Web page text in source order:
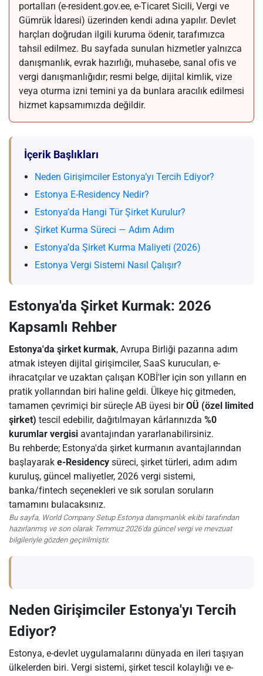
portalları (e-resident.gov.ee, e-Ticaret Sicili, Vergi ve
Gümrük İdaresi) üzerinden kendi adına yapılır. Devlet
harçları doğrudan ilgili kuruma ödenir, tarafımızca
tahsil edilmez. Bu sayfada sunulan hizmetler yalnızca
danışmanlık, evrak hazırlığı, muhasebe, sanal ofis ve
vergi danışmanlığıdır; resmi belge, dijital kimlik, vize
veya oturma izni temini ya da bunlara aracılık edilmesi
hizmet kapsamımızda değildir.
İçerik Başlıkları
Neden Girişimciler Estonya’yı Tercih Ediyor?
Estonya E-Residency Nedir?
Estonya’da Hangi Tür Şirket Kurulur?
Şirket Kurma Süreci — Adım Adım
Estonya’da Şirket Kurma Maliyeti (2026)
Estonya Vergi Sistemi Nasıl Çalışır?
Estonya'da Şirket Kurmak: 2026
Kapsamlı Rehber
Estonya'da şirket kurmak, Avrupa Birliği pazarına adım
atmak isteyen dijital girişimciler, SaaS kurucuları, e-
ihracatçılar ve uzaktan çalışan KOBİ'ler için son yılların en
pratik yollarından biri haline geldi. Ülkeye hiç gitmeden,
tamamen çevrimiçi bir süreçle AB üyesi birOÜ (özel limited
şirket) tescil edebilir, dağıtılmayan kârlarınızda %0
kurumlar vergisi avantajından yararlanabilirsiniz.
Bu rehberde; Estonya'da şirket kurmanın avantajlarından
başlayarak e-Residency süreci, şirket türleri, adım adım
kuruluş, güncel maliyetler, 2026 vergi sistemi,
banka/fintech seçenekleri ve sık sorulan soruların
tamamını bulacaksınız.
Bu sayfa, World Company Setup Estonya danışmanlık ekibi tarafından
hazırlanmış ve son olarak Temmuz 2026'da güncel vergi ve mevzuat
bilgileriyle gözden geçirilmiştir.
Neden Girişimciler Estonya'yı Tercih
Ediyor?
Estonya, e-devlet uygulamalarını dünyada en ileri taşıyan
ülkelerden biri. Vergi sistemi, şirket tescil kolaylığı ve e-